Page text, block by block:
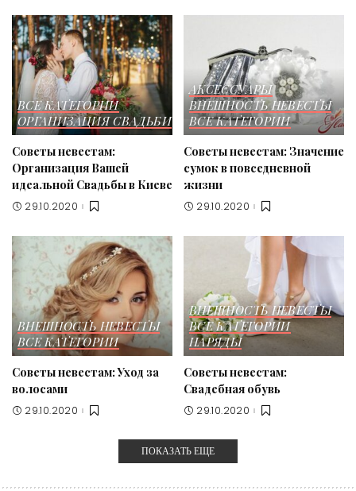
ВСЕ КАТЕГОРИИ
ОРГАНИЗАЦИЯ СВАДЬБИ
Советы невестам:
Организация Вашей
идеальной Свадьбы в Киеве
29.10.2020
АКСЕССУАРЫ
ВНЕШНОСТЬ НЕВЕСТЫ
ВСЕ КАТЕГОРИИ
Советы невестам: Значение
сумок в повседневной
жизни
29.10.2020
ВНЕШНОСТЬ НЕВЕСТЫ
ВСЕ КАТЕГОРИИ
Советы невестам: Уход за
волосами
29.10.2020
ВНЕШНОСТЬ НЕВЕСТЫ
ВСЕ КАТЕГОРИИ
НАРЯДЫ
Советы невестам:
Свадебная обувь
29.10.2020
ПОКАЗАТЬ ЕЩЕ